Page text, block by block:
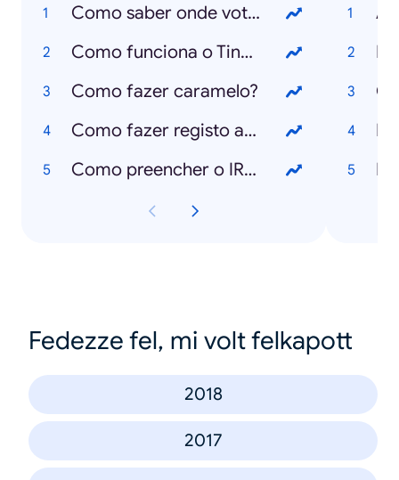
Como saber onde votar?
Como funciona o Tinder?
Como fazer caramelo?
Como fazer registo animal no SIAC?
Como preencher o IRS?
Fedezze fel, mi volt felkapott
2018
2017